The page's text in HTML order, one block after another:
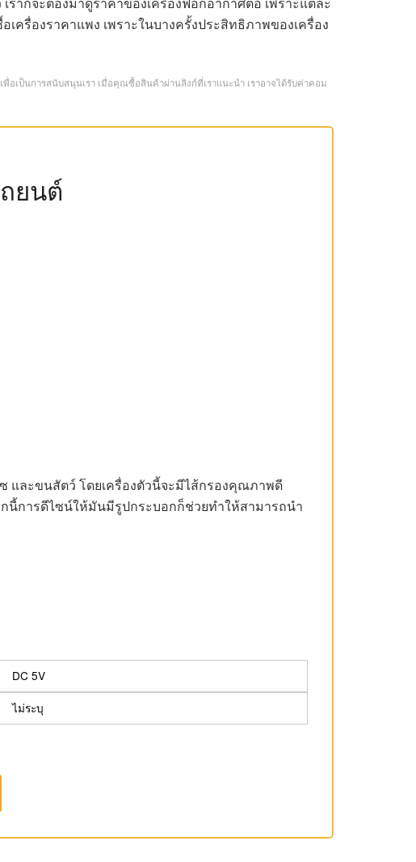
รื่องราคาแพง เพราะในบางครั้งประสิทธิภาพของเครื่อง
อเป็นการสนับสนุนเรา เมื่อคุณซื้อสินค้าผ่านลิงก์ที่เราแนะนำ เราอาจได้รับค่าคอม
ยนต์
และขนสัตว์ โดยเครื่องตัวนี้จะมีไส้กรองคุณภาพดี
นี้การดีไซน์ให้มันมีรูปกระบอกก็ช่วยทำให้สามารถนำ
DC 5V
ไม่ระบุ